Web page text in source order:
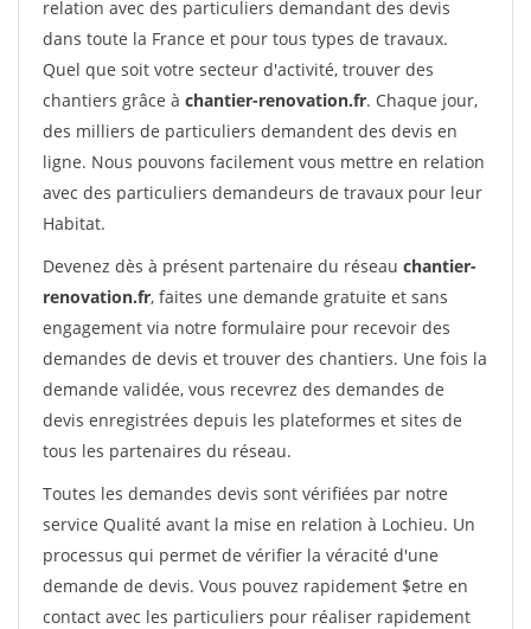
relation avec des particuliers demandant des devis
dans toute la France et pour tous types de travaux.
Quel que soit votre secteur d'activité, trouver des
chantiers grâce à chantier-renovation.fr. Chaque jour,
des milliers de particuliers demandent des devis en
ligne. Nous pouvons facilement vous mettre en relation
avec des particuliers demandeurs de travaux pour leur
Habitat.
Devenez dès à présent partenaire du réseau chantier-
renovation.fr, faites une demande gratuite et sans
engagement via notre formulaire pour recevoir des
demandes de devis et trouver des chantiers. Une fois la
demande validée, vous recevrez des demandes de
devis enregistrées depuis les plateformes et sites de
tous les partenaires du réseau.
Toutes les demandes devis sont vérifiées par notre
service Qualité avant la mise en relation à Lochieu. Un
processus qui permet de vérifier la véracité d'une
demande de devis. Vous pouvez rapidement $etre en
contact avec les particuliers pour réaliser rapidement